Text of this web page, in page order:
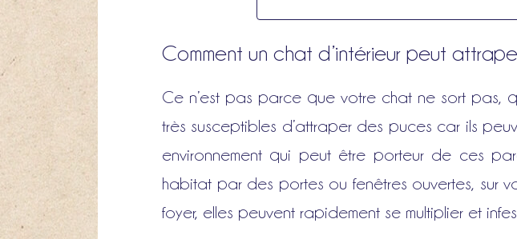
Comment un chat d’intérieur peut
Ce n’est pas parce que votre chat ne sort pas,
très susceptibles d’attraper des puces car ils
environnement qui peut être porteur de ces
habitat par des portes ou fenêtres ouvertes, sur
foyer, elles peuvent rapidement se multiplier et